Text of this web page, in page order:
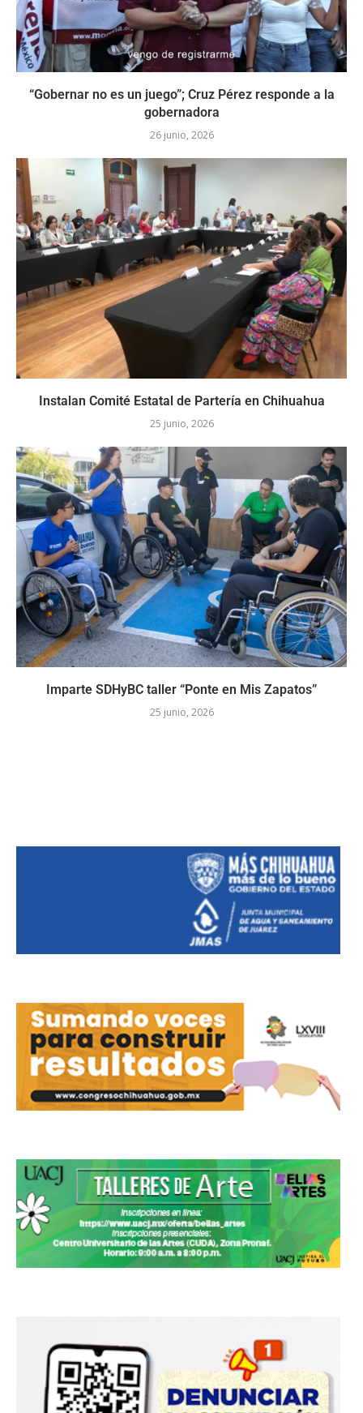
“Gobernar no es un juego”; Cruz Pérez responde a la
gobernadora
26 junio, 2026
Instalan Comité Estatal de Partería en Chihuahua
25 junio, 2026
Imparte SDHyBC taller “Ponte en Mis Zapatos”
25 junio, 2026